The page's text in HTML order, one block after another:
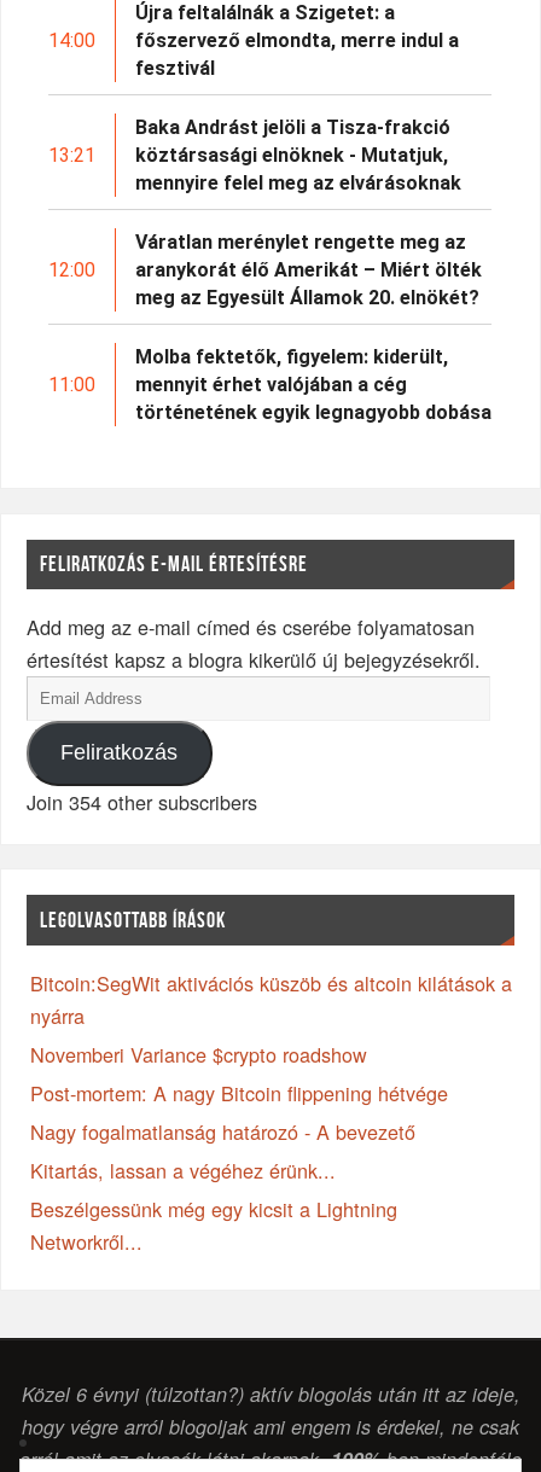
14:00
Újra feltalálnák a Szigetet: a
főszervező elmondta, merre indul a
fesztivál
13:21
Baka Andrást jelöli a Tisza-frakció
köztársasági elnöknek - Mutatjuk,
mennyire felel meg az elvárásoknak
12:00
Váratlan merénylet rengette meg az
aranykorát élő Amerikát – Miért ölték
meg az Egyesült Államok 20. elnökét?
11:00
Molba fektetők, figyelem: kiderült,
mennyit érhet valójában a cég
történetének egyik legnagyobb dobása
FELIRATKOZÁS E-MAIL ÉRTESÍTÉSRE
Add meg az e-mail címed és cserébe folyamatosan
értesítést kapsz a blogra kikerülő új bejegyzésekről.
Feliratkozás
Join 354 other subscribers
LEGOLVASOTTABB ÍRÁSOK
Bitcoin:SegWit aktivációs küszöb és altcoin kilátások a
nyárra
Novemberi Variance $crypto roadshow
Post-mortem: A nagy Bitcoin flippening hétvége
Nagy fogalmatlanság határozó - A bevezető
Kitartás, lassan a végéhez érünk...
Beszélgessünk még egy kicsit a Lightning
Networkről...
Közel 6 évnyi (túlzottan?) aktív blogolás után itt az ideje,
hogy végre arról blogoljak ami engem is érdekel, ne csak
arról amit az olvasók látni akarnak.100%-ban mindenféle